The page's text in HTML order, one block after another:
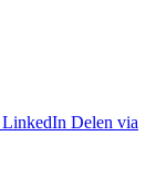
Delen via